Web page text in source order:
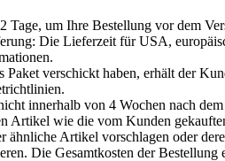
Tage, um Ihre Bestellung vor dem
Die Lieferzeit für USA,
Paket verschickt haben, erhält der
innerhalb von 4 Wochen nach
Artikel wie die vom Kunden
ähnliche Artikel vorschlagen oder
Die Gesamtkosten der